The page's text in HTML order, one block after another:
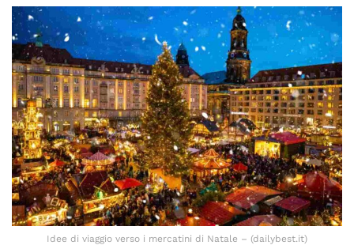
Idee di viaggio verso i mercatini di Natale – (dailybest.it)